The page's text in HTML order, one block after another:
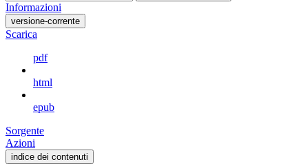
Informazioni
versione-corrente
Scarica
pdf
html
epub
Sorgente
Azioni
indice dei contenuti